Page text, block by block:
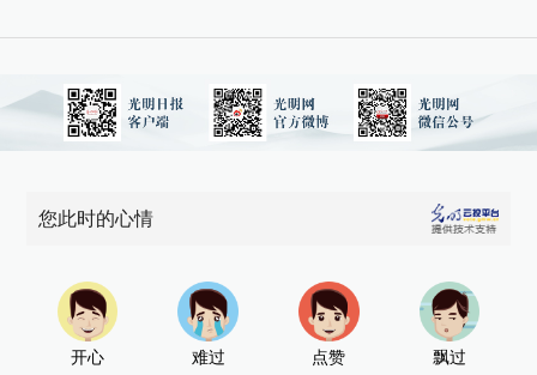
您此时的心情
开心 难过 点赞 飘过